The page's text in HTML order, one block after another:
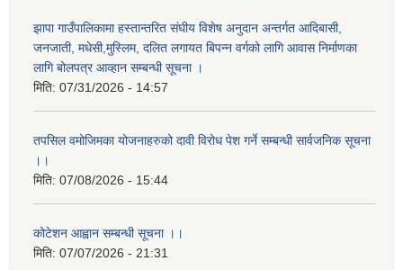
झापा गाउँपालिकामा हस्तान्तरित संघीय विशेष अनुदान अन्तर्गत आदिबासी,
जनजाती, मधेसी,मुस्लिम, दलित लगायत बिपन्न वर्गको लागि आवास निर्माणका
लागि बोलपत्र आव्हान सम्बन्धी सूचना ।
मिति: 07/31/2026 - 14:57
तपसिल वमोजिमका योजनाहरुको दावी विरोध पेश गर्ने सम्बन्धी सार्वजनिक सूचना
।।
मिति: 07/08/2026 - 15:44
कोटेशन आह्वान सम्बन्धी सूचना ।।
मिति: 07/07/2026 - 21:31